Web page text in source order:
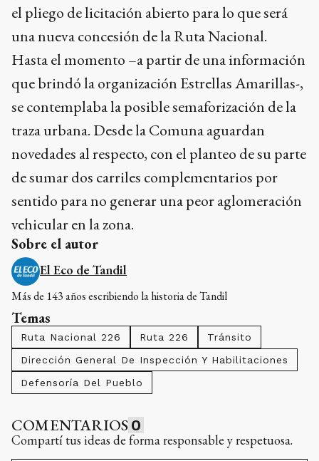
el pliego de licitación abierto para lo que será
una nueva concesión de la Ruta Nacional.
Hasta el momento –a partir de una información
que brindó la organización Estrellas Amarillas-,
se contemplaba la posible semaforización de la
traza urbana. Desde la Comuna aguardan
novedades al respecto, con el planteo de su parte
de sumar dos carriles complementarios por
sentido para no generar una peor aglomeración
vehicular en la zona.
Sobre el autor
El Eco de Tandil
Más de 143 años escribiendo la historia de Tandil
Temas
Ruta Nacional 226 Ruta 226
Tránsito
Dirección General De Inspección Y Habilitaciones
Defensoría Del Pueblo
COMENTARIOS 0
Compartí tus ideas de forma responsable y respetuosa.